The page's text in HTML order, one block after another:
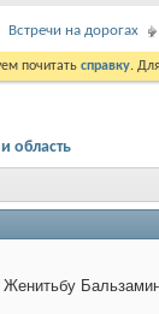
Встречи на дорогах
почитать справку.
область
Женитьбу